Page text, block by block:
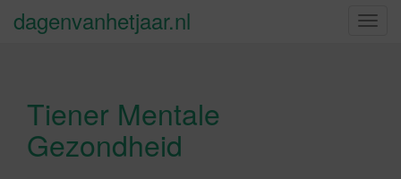
S
dagenvanhetjaar.nl
Tiener Mentale
Gezondheid